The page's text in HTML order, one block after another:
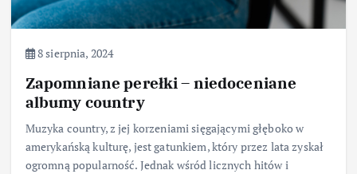
8 sierpnia, 2024
Zapomniane perełki – niedoceniane
albumy country
Muzyka country, z jej korzeniami sięgającymi głęboko w
amerykańską kulturę, jest gatunkiem, który przez lata zyskał
ogromną popularność. Jednak wśród licznych hitów i